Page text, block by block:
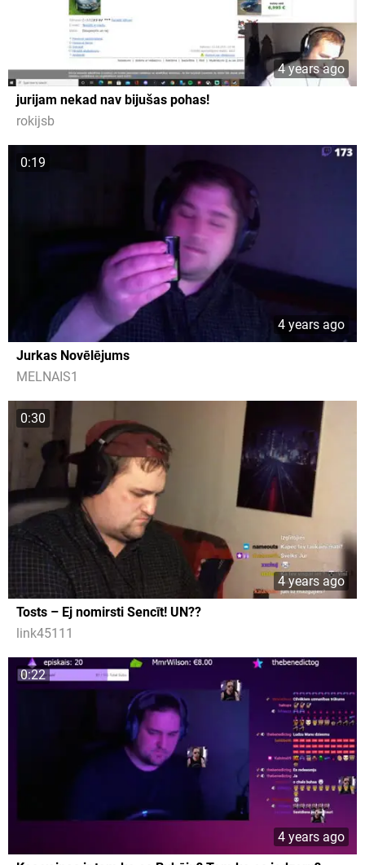
4 years ago
jurijam nekad nav bijušas pohas!
rokijsb
0:19
4 years ago
Jurkas Novēlējums
MELNAIS1
0:30
4 years ago
Tosts – Ej nomirsti Sencīt! UN??
link45111
0:22
4 years ago